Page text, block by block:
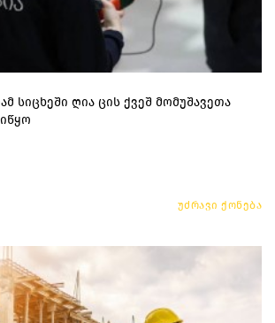
სიცხეში ღია ცის ქვეშ მომუშავეთა
უძრავი ქონება